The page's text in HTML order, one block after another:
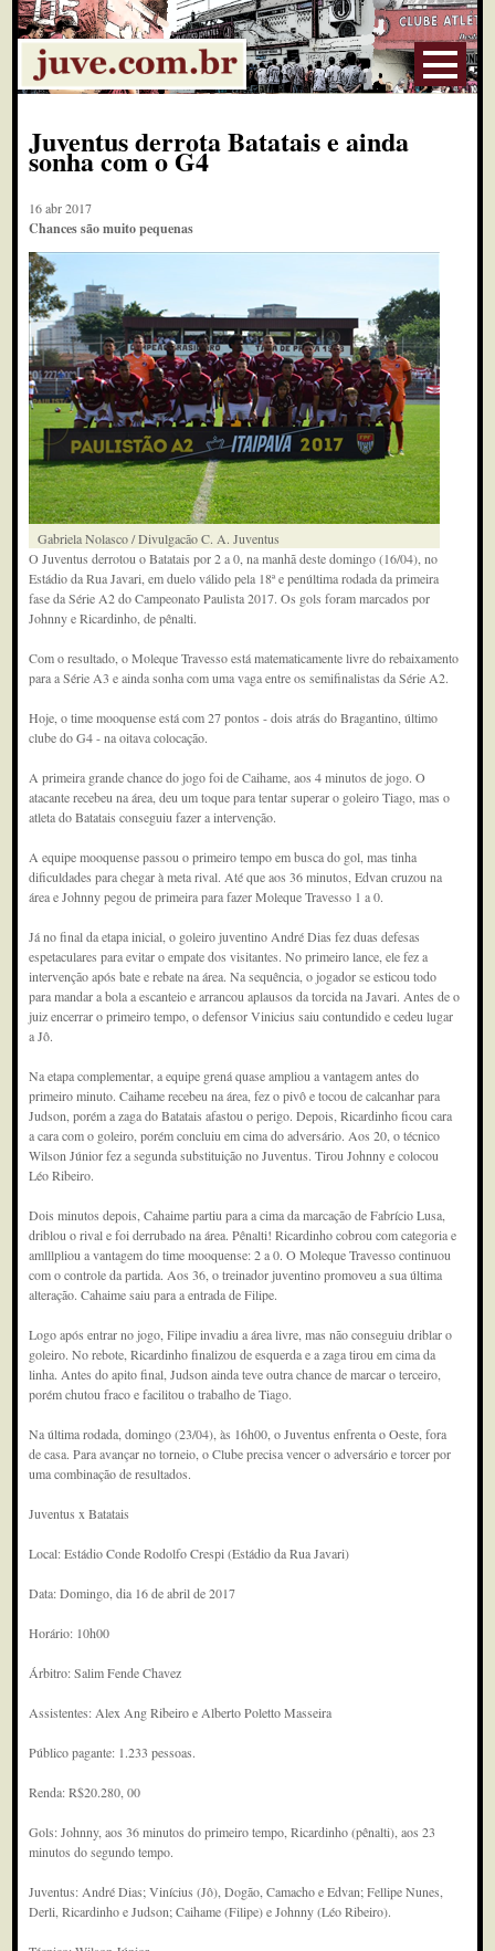
Juventus derrota Batatais e ainda
sonha com o G4
16 abr 2017
Chances são muito pequenas
Gabriela Nolasco / Divulgacão C. A. Juventus
O Juventus derrotou o Batatais por 2 a 0, na manhã deste domingo (16/04), no
Estádio da Rua Javari, em duelo válido pela 18ª e penúltima rodada da primeira
fase da Série A2 do Campeonato Paulista 2017. Os gols foram marcados por
Johnny e Ricardinho, de pênalti.
Com o resultado, o Moleque Travesso está matematicamente livre do rebaixamento
para a Série A3 e ainda sonha com uma vaga entre os semifinalistas da Série A2.
Hoje, o time mooquense está com 27 pontos - dois atrás do Bragantino, último
clube do G4 - na oitava colocação.
A primeira grande chance do jogo foi de Caihame, aos 4 minutos de jogo. O
atacante recebeu na área, deu um toque para tentar superar o goleiro Tiago, mas o
atleta do Batatais conseguiu fazer a intervenção.
A equipe mooquense passou o primeiro tempo em busca do gol, mas tinha
dificuldades para chegar à meta rival. Até que aos 36 minutos, Edvan cruzou na
área e Johnny pegou de primeira para fazer Moleque Travesso 1 a 0.
Já no final da etapa inicial, o goleiro juventino André Dias fez duas defesas
espetaculares para evitar o empate dos visitantes. No primeiro lance, ele fez a
intervenção após bate e rebate na área. Na sequência, o jogador se esticou todo
para mandar a bola a escanteio e arrancou aplausos da torcida na Javari. Antes de o
juiz encerrar o primeiro tempo, o defensor Vinicius saiu contundido e cedeu lugar
a Jô.
Na etapa complementar, a equipe grená quase ampliou a vantagem antes do
primeiro minuto. Caihame recebeu na área, fez o pivô e tocou de calcanhar para
Judson, porém a zaga do Batatais afastou o perigo. Depois, Ricardinho ficou cara
a cara com o goleiro, porém concluiu em cima do adversário. Aos 20, o técnico
Wilson Júnior fez a segunda substituição no Juventus. Tirou Johnny e colocou
Léo Ribeiro.
Dois minutos depois, Cahaime partiu para a cima da marcação de Fabrício Lusa,
driblou o rival e foi derrubado na área. Pênalti! Ricardinho cobrou com categoria e
amlllpliou a vantagem do time mooquense: 2 a 0. O Moleque Travesso continuou
com o controle da partida. Aos 36, o treinador juventino promoveu a sua última
alteração. Cahaime saiu para a entrada de Filipe.
Logo após entrar no jogo, Filipe invadiu a área livre, mas não conseguiu driblar o
goleiro. No rebote, Ricardinho finalizou de esquerda e a zaga tirou em cima da
linha. Antes do apito final, Judson ainda teve outra chance de marcar o terceiro,
porém chutou fraco e facilitou o trabalho de Tiago.
Na última rodada, domingo (23/04), às 16h00, o Juventus enfrenta o Oeste, fora
de casa. Para avançar no torneio, o Clube precisa vencer o adversário e torcer por
uma combinação de resultados.
Juventus x Batatais
Local: Estádio Conde Rodolfo Crespi (Estádio da Rua Javari)
Data: Domingo, dia 16 de abril de 2017
Horário: 10h00
Árbitro: Salim Fende Chavez
Assistentes: Alex Ang Ribeiro e Alberto Poletto Masseira
Público pagante: 1.233 pessoas.
Renda: R$20.280, 00
Gols: Johnny, aos 36 minutos do primeiro tempo, Ricardinho (pênalti), aos 23
minutos do segundo tempo.
Juventus: André Dias; Vinícius (Jô), Dogão, Camacho e Edvan; Fellipe Nunes,
Derli, Ricardinho e Judson; Caihame (Filipe) e Johnny (Léo Ribeiro).